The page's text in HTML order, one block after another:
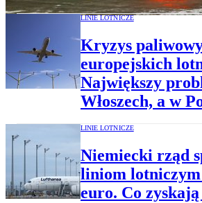
LINIE LOTNICZE
Kryzys
europejskich
Największy
Włoszech, a w
LINIE LOTNICZE
Niemiecki rząd
liniom
euro. Co